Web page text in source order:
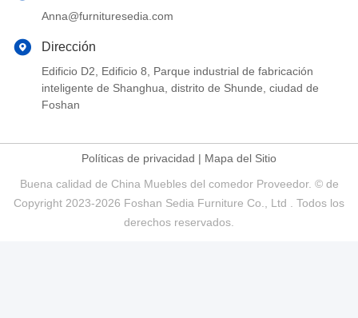
Anna@furnituresedia.com
Dirección
Edificio D2, Edificio 8, Parque industrial de fabricación
inteligente de Shanghua, distrito de Shunde, ciudad de
Foshan
Políticas de privacidad | Mapa del Sitio
Buena calidad de China Muebles del comedor Proveedor. © de
Copyright 2023-2026 Foshan Sedia Furniture Co., Ltd . Todos los
derechos reservados.